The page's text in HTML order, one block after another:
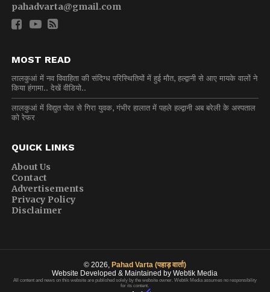
pahadvarta@gmail.com
MOST READ
लालकुआं में नव विवाहिता की संदिग्ध परिस्थितियों में हुई मौत, हल्द्वानी से आए मायके वालों ने
किया हंगामा.. देखें वीडियो..
लालकुआं में विद्युत पोल से गिरा युवक, गंभीर हालात में पहले हल्द्वानी अब बरेली के अस्पताल
को रेफर
QUICK LINKS
About Us
Contact
Advertisements
Privacy Policy
Disclaimer
© 2026, Pahad Varta (पहाड़ वार्ता)
Website Developed & Maintained by Webtik Media
All content and news on this website are published solely by the website owner. Webtik Media assumes no responsibility
for its content.